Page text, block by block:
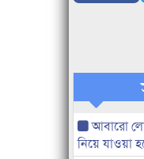
আবারো
নিয়ে যাওয়া